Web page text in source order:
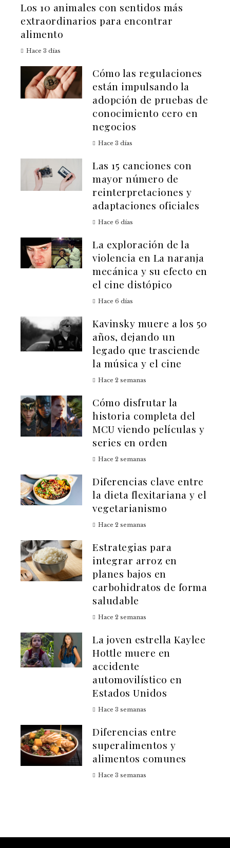
Los 10 animales con sentidos más
extraordinarios para encontrar
alimento
Hace 3 días
Cómo las regulaciones
están impulsando la
adopción de pruebas de
conocimiento cero en
negocios
Hace 3 días
Las 15 canciones con
mayor número de
reinterpretaciones y
adaptaciones oficiales
Hace 6 días
La exploración de la
violencia en La naranja
mecánica y su efecto en
el cine distópico
Hace 6 días
Kavinsky muere a los 50
años, dejando un
legado que trasciende
la música y el cine
Hace 2 semanas
Cómo disfrutar la
historia completa del
MCU viendo películas y
series en orden
Hace 2 semanas
Diferencias clave entre
la dieta flexitariana y el
vegetarianismo
Hace 2 semanas
Estrategias para
integrar arroz en
planes bajos en
carbohidratos de forma
saludable
Hace 2 semanas
La joven estrella Kaylee
Hottle muere en
accidente
automovilístico en
Estados Unidos
Hace 3 semanas
Diferencias entre
superalimentos y
alimentos comunes
Hace 3 semanas